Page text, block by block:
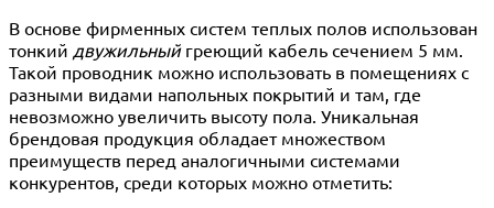
В основе фирменных систем теплых полов использован
тонкий двужильныйгреющий кабель сечением 5 мм.
Такой проводник можно использовать в помещениях с
разными видами напольных покрытий и там, где
невозможно увеличить высоту пола. Уникальная
брендовая продукция обладает множеством
преимуществ перед аналогичными системами
конкурентов, среди которых можно отметить: